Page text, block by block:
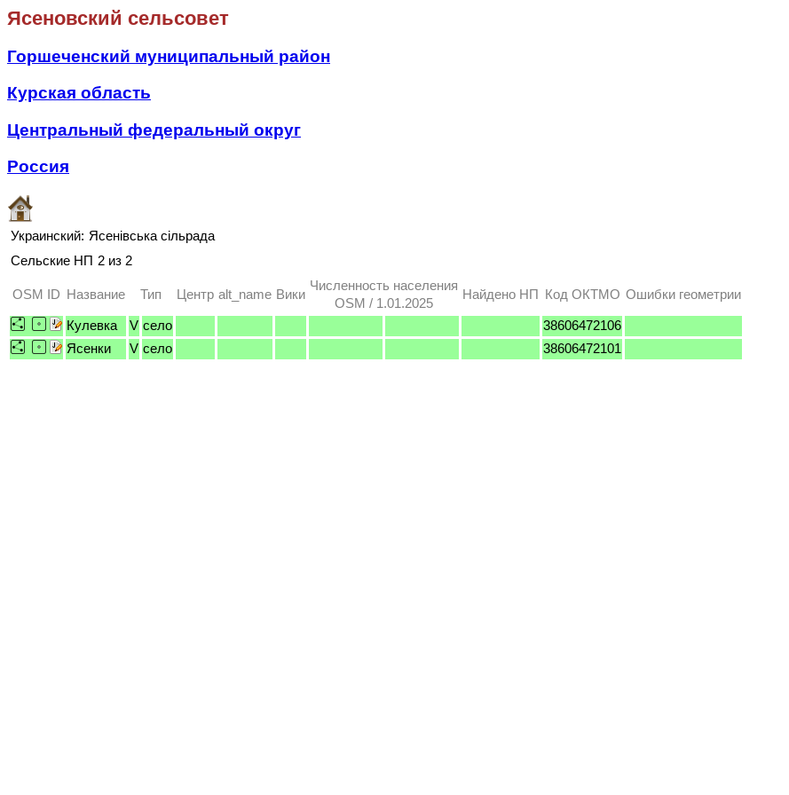
Ясеновский сельсовет
Горшеченский муниципальный район
Курская область
Центральный федеральный округ
Россия
Украинский: Ясенівська сільрада
Сельские НП 2 из 2
OSM ID Название Тип Центр alt_name Вики
Численность населения
OSM / 1.01.2025
Найдено НП Код ОКТМО Ошибки геометрии
Кулевка V село
38606472106
Ясенки
V село 38606472101